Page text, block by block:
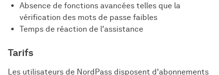
Absence de fonctions avancées telles que la
vérification des mots de passe faibles
Temps de réaction de l'assistance
Tarifs
Les utilisateurs de NordPass disposent d'abonnements